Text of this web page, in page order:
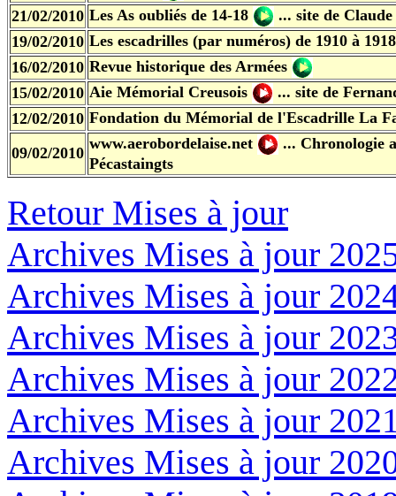
21/02/2010 Les As oubliés de 14-18 ... site de
19/02/2010 Les escadrilles (par numéros) de 1910 à 1918
16/02/2010 Revue historique des Armées
15/02/2010 Aie Mémorial Creusois ... site de
12/02/2010 Fondation du Mémorial de l'Escadrille La
09/02/2010
www.aerobordelaise.net
... Chronologie
Pécastaingts
Retour Mises à jour
Archives Mises à jour
Archives Mises à jour
Archives Mises à jour
Archives Mises à jour
Archives Mises à jour
Archives Mises à jour